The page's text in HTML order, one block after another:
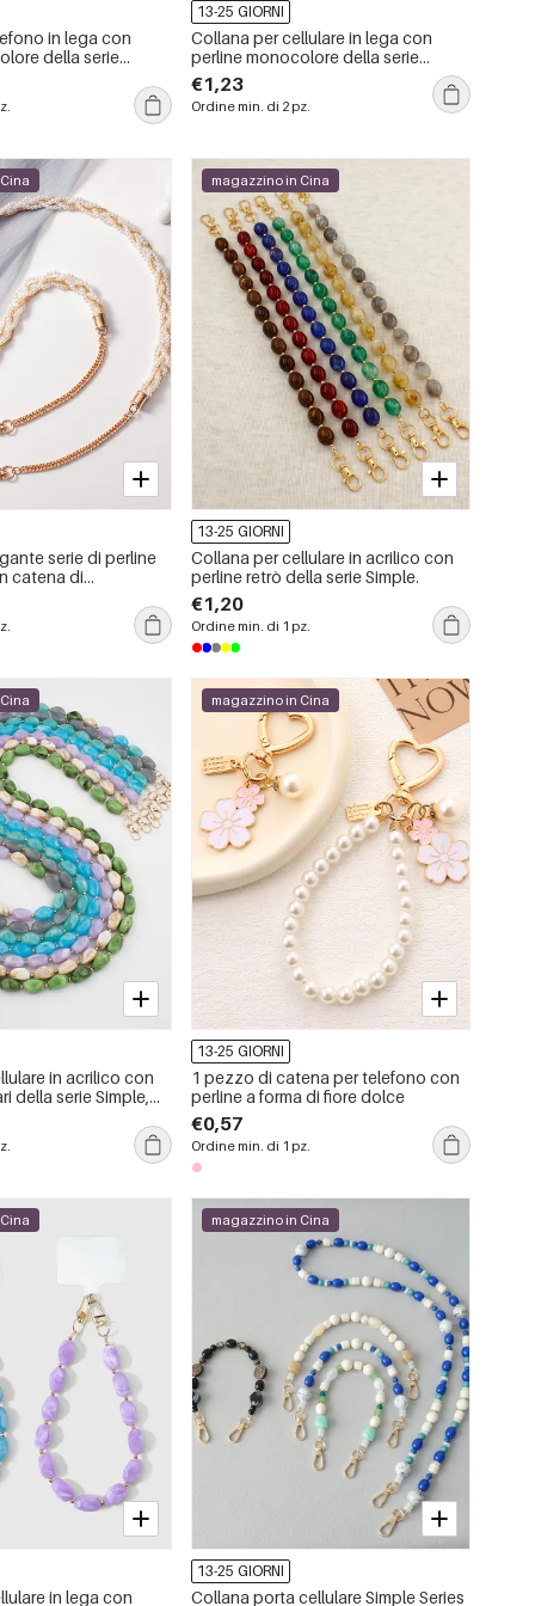
in lega con
della serie
13-25 GIORNI
Collana per cellulare in lega con
perline monocolore della serie
Simple.
€1,23
Ordine min. di 2 pz.
serie di perline
catena di
telefono cellulare
magazzino in Cina
13-25 GIORNI
Collana per cellulare in acrilico con
perline retrò della serie Simple.
€1,20
Ordine min. di 1 pz.
in acrilico con
della serie Simple,
giorni.
magazzino in Cina
13-25 GIORNI
1 pezzo di catena per telefono con
perline a forma di fiore dolce
€0,57
Ordine min. di 1 pz.
in lega con
magazzino in Cina
13-25 GIORNI
Collana porta cellulare Simple Series